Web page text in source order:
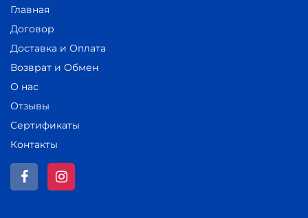
Главная
Договор
Доставка и Оплата
Возврат и Обмен
О нас
Отзывы
Сертификаты
Контакты